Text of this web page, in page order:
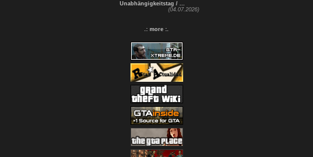
Unabhängigkeitstag / ...
(04.07.2026)
.: more :.